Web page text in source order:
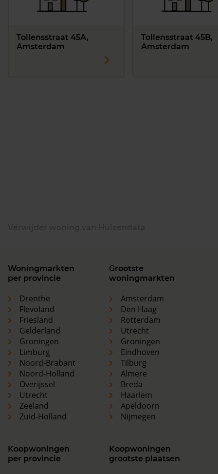
Tollensstraat 45A,
Amsterdam
Tollensstraat 45B,
Amsterdam
Woningmarkten
per provincie
Drenthe
Flevoland
Friesland
Gelderland
Groningen
Limburg
Noord-Brabant
Noord-Holland
Overijssel
Utrecht
Zeeland
Zuid-Holland
Grootste
woningmarkten
Amsterdam
Den Haag
Rotterdam
Utrecht
Groningen
Eindhoven
Tilburg
Almere
Breda
Haarlem
Apeldoorn
Nijmegen
Koopwoningen
per provincie
Koopwoningen
grootste plaatsen